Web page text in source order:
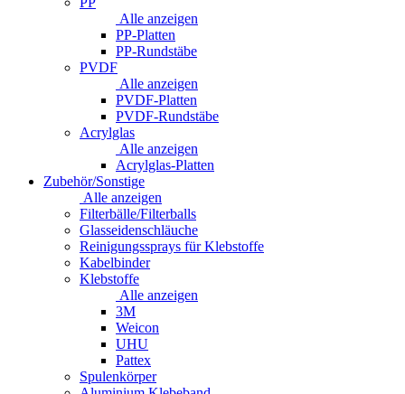
Alle anzeigen
PP-Platten
PP-Rundstäbe
PVDF
Alle anzeigen
PVDF-Platten
PVDF-Rundstäbe
Acrylglas
Alle anzeigen
Acrylglas-Platten
Zubehör/Sonstige
Alle anzeigen
Filterbälle/Filterballs
Glasseidenschläuche
Reinigungssprays für Klebstoffe
Kabelbinder
Klebstoffe
Alle anzeigen
3M
Weicon
UHU
Pattex
Spulenkörper